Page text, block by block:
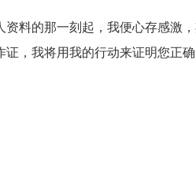
料的那一刻起，我便心存感激，
，我将用我的行动来证明您正确